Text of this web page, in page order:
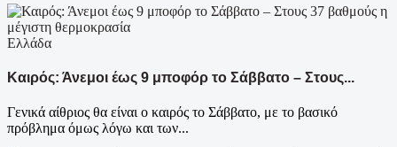
Ελλάδα
Καιρός: Άνεμοι έως 9 μποφόρ το Σάββατο – Στους...
Γενικά αίθριος θα είναι ο καιρός το Σάββατο, με το βασικό
πρόβλημα όμως λόγω και των...